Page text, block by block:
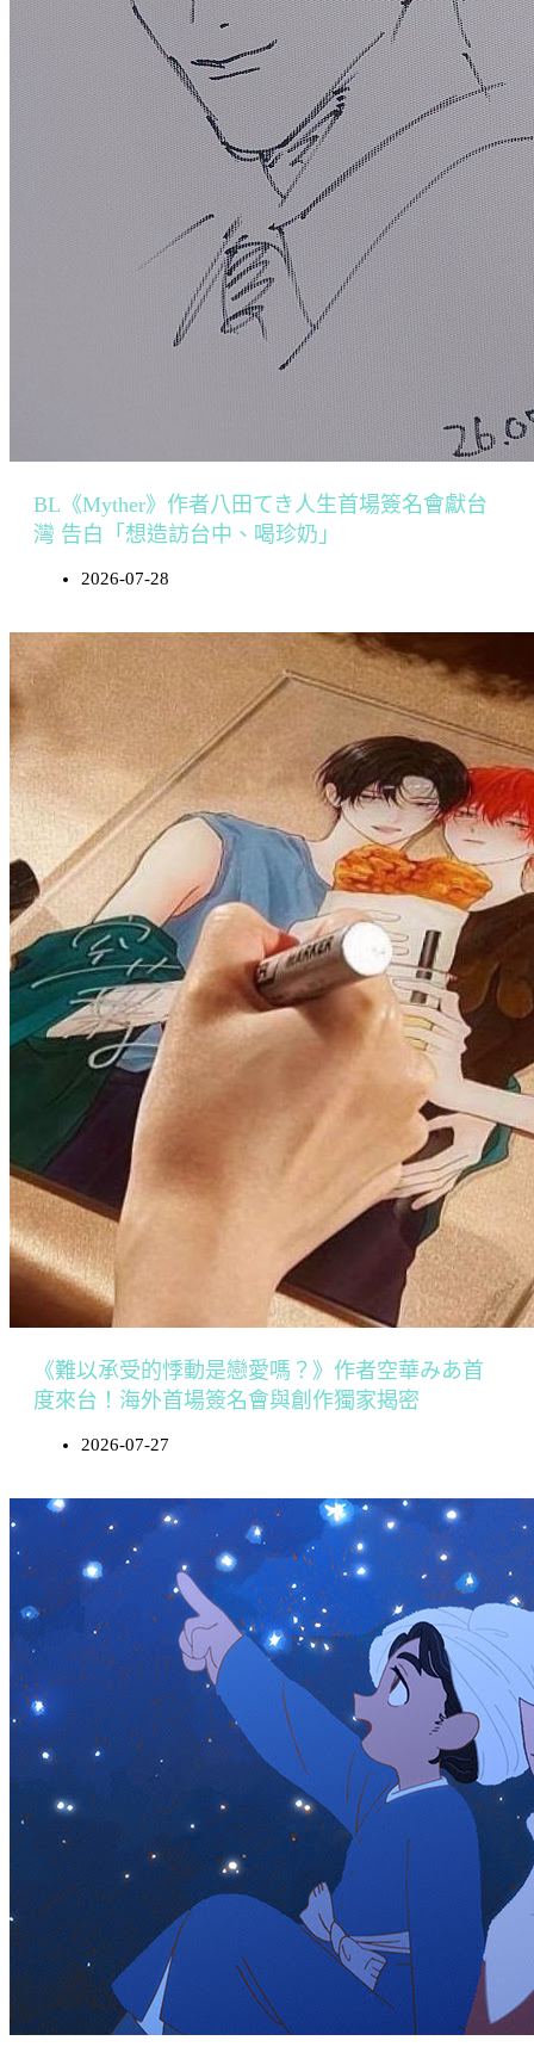
BL《Myther》作者八田てき人生首場簽名會獻台
灣 告白「想造訪台中、喝珍奶」
2026-07-28
《難以承受的悸動是戀愛嗎？》作者空華みあ首
度來台！海外首場簽名會與創作獨家揭密
2026-07-27